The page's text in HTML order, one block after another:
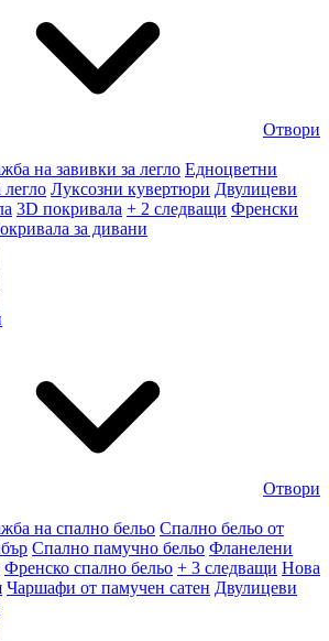
Отвори
на завивки за легло Едноцветни
легло Луксозни кувертюри Двулицеви
3D покривала + 2 следващи Френски
за дивани
Отвори
на спално бельо Спално бельо от
Спално памучно бельо Фланелени
Френско спално бельо + 3 следващи Нова
Чаршафи от памучен сатен Двулицеви